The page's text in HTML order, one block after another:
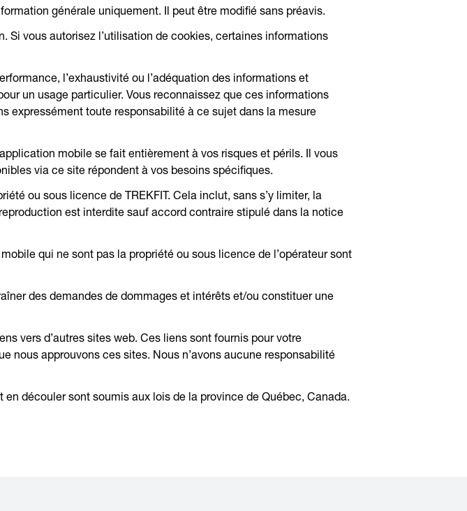
générale uniquement. Il peut être modifié sans préavis.
Si vous autorisez l’utilisation de cookies, certaines informations
l’exhaustivité ou l’adéquation des informations et
un usage particulier. Vous reconnaissez que ces informations
expressément toute responsabilité à ce sujet dans la mesure
mobile se fait entièrement à vos risques et périls. Il vous
via ce site répondent à vos besoins spécifiques.
ou sous licence de TREKFIT. Cela inclut, sans s’y limiter, la
est interdite sauf accord contraire stipulé dans la notice
qui ne sont pas la propriété ou sous licence de l’opérateur sont
des demandes de dommages et intérêts et/ou constituer une
vers d’autres sites web. Ces liens sont fournis pour votre
nous approuvons ces sites. Nous n’avons aucune responsabilité
découler sont soumis aux lois de la province de Québec, Canada.